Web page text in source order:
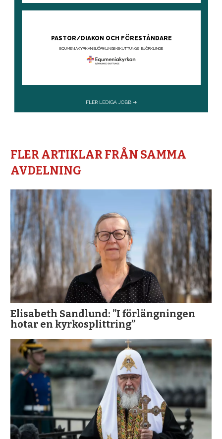
FLER ARTIKLAR FRÅN SAMMA
AVDELNING
Elisabeth Sandlund: ”I förlängningen
hotar en kyrkosplittring”